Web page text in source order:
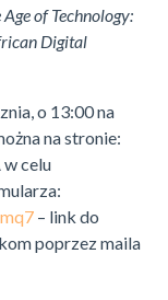
of Technology:
Digital
o 13:00 na
na stronie:
w celu
– link do
poprzez maila